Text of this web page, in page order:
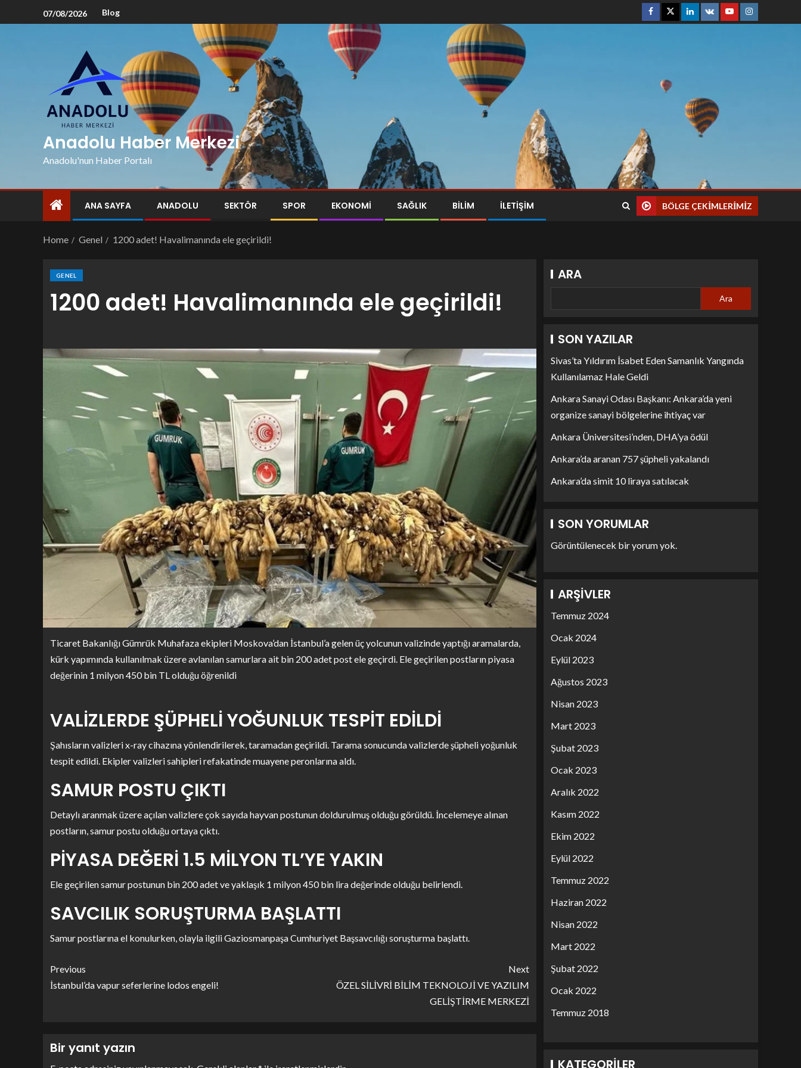
07/08/2026 Blog
Anadolu Haber Merkezi
Anadolu'nun Haber Portalı
ANA SAYFA ANADOLU SEKTÖR SPOR EKONOMI SAĞLIK BILIM İLETİŞİM BÖLGE ÇEKIMLERIMIZ
Home Genel 1200 adet! Havalimanında ele geçirildi!
GENEL
1200 adet! Havalimanında ele geçirildi!
Ticaret Bakanlığı Gümrük Muhafaza ekipleri Moskova’dan İstanbul’a gelen üç yolcunun valizinde yaptığı aramalarda,
kürk yapımında kullanılmak üzere avlanılan samurlara ait bin 200 adet post ele geçirdi. Ele geçirilen postların piyasa
değerinin 1 milyon 450 bin TL olduğu öğrenildi
VALİZLERDE ŞÜPHELİ YOĞUNLUK TESPİT EDİLDİ
Şahısların valizleri x-ray cihazına yönlendirilerek, taramadan geçirildi. Tarama sonucunda valizlerde şüpheli yoğunluk
tespit edildi. Ekipler valizleri sahipleri refakatinde muayene peronlarına aldı.
SAMUR POSTU ÇIKTI
Detaylı aranmak üzere açılan valizlere çok sayıda hayvan postunun doldurulmuş olduğu görüldü. İncelemeye alınan
postların, samur postu olduğu ortaya çıktı.
PİYASA DEĞERİ 1.5 MİLYON TL’YE YAKIN
Ele geçirilen samur postunun bin 200 adet ve yaklaşık 1 milyon 450 bin lira değerinde olduğu belirlendi.
SAVCILIK SORUŞTURMA BAŞLATTI
Samur postlarına el konulurken, olayla ilgili Gaziosmanpaşa Cumhuriyet Başsavcılığı soruşturma başlattı.
Previous
İstanbul’da vapur seferlerine lodos engeli!
Next
ÖZEL SİLİVRİ BİLİM TEKNOLOJİ VE YAZILIM
GELİŞTİRME MERKEZİ
Bir yanıt yazın
ARA
Ara
SON YAZILAR
Sivas’ta Yıldırım İsabet Eden Samanlık Yangında
Kullanılamaz Hale Geldi
Ankara Sanayi Odası Başkanı: Ankara’da yeni
organize sanayi bölgelerine ihtiyaç var
Ankara Üniversitesi’nden, DHA’ya ödül
Ankara’da aranan 757 şüpheli yakalandı
Ankara’da simit 10 liraya satılacak
SON YORUMLAR
Görüntülenecek bir yorum yok.
ARŞIVLER
Temmuz 2024
Ocak 2024
Eylül 2023
Ağustos 2023
Nisan 2023
Mart 2023
Şubat 2023
Ocak 2023
Aralık 2022
Kasım 2022
Ekim 2022
Eylül 2022
Temmuz 2022
Haziran 2022
Nisan 2022
Mart 2022
Şubat 2022
Ocak 2022
Temmuz 2018
KATEGORILER